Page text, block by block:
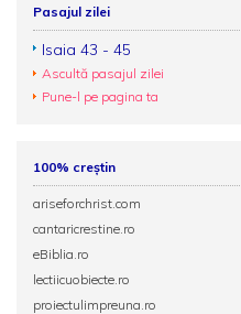
Pasajul zilei
Isaia 43 - 45
Ascultă pasajul zilei
Pune-l pe pagina ta
100% creștin
ariseforchrist.com
cantaricrestine.ro
eBiblia.ro
lectiicuobiecte.ro
proiectulimpreuna.ro